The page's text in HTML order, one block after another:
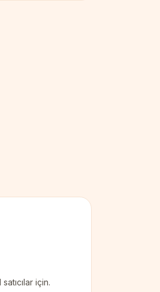
için.